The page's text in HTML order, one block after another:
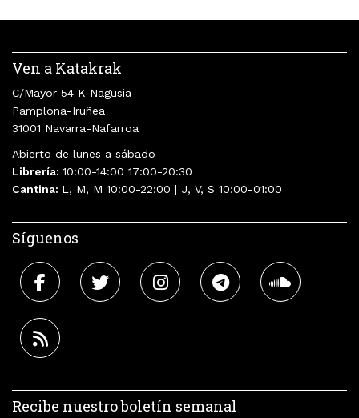
Ven a Katakrak
C/Mayor 54 K Nagusia
Pamplona-Iruñea
31001 Navarra-Nafarroa
Abierto de lunes a sábado
Librería: 10:00-14:00 17:00-20:30
Cantina: L, M, M 10:00-22:00 | J, V, S 10:00-01:00
Síguenos
Recibe nuestro boletín semanal